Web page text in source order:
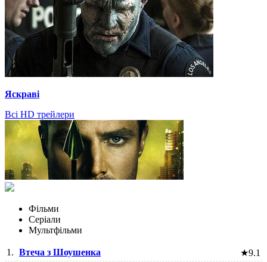
Яскраві
Всі HD трейлери
Фільми
Серіали
Мультфільми
1. Втеча з Шоушенка ★9.1